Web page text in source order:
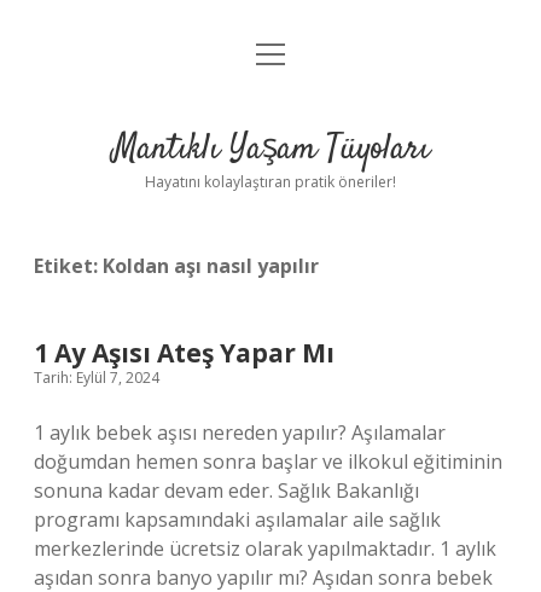
Anasayfa
Yasal Uyarı
menüyü
Mantıklı Yaşam Tüyoları
Hayatını kolaylaştıran pratik öneriler!
Etiket: Koldan aşı nasıl yapılır
1 Ay Aşısı Ateş Yapar Mı
Tarih: Eylül 7, 2024
1 aylık bebek aşısı nereden yapılır? Aşılamalar
doğumdan hemen sonra başlar ve ilkokul eğitiminin
sonuna kadar devam eder. Sağlık Bakanlığı
programı kapsamındaki aşılamalar aile sağlık
merkezlerinde ücretsiz olarak yapılmaktadır. 1 aylık
aşıdan sonra banyo yapılır mı? Aşıdan sonra bebek